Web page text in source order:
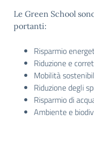
Le Green School
portanti:
Risparmio
Riduzione e
Mobilità
Riduzione degli
Risparmio di
Ambiente e